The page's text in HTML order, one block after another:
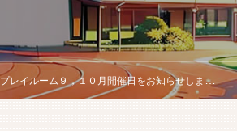
プレイルーム９，１０月開催日をお知らせします！